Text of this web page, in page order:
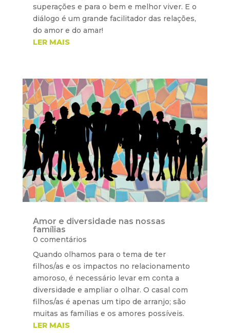
superações e para o bem e melhor viver. E o
diálogo é um grande facilitador das relações,
do amor e do amar!
LER MAIS
Amor e diversidade nas nossas
famílias
0 comentários
Quando olhamos para o tema de ter
filhos/as e os impactos no relacionamento
amoroso, é necessário levar em conta a
diversidade e ampliar o olhar. O casal com
filhos/as é apenas um tipo de arranjo; são
muitas as famílias e os amores possíveis.
LER MAIS